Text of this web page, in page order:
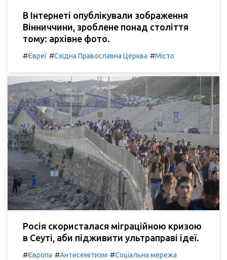
В Інтернеті опублікували зображення
Вінниччини, зроблене понад століття
тому: архівне фото.
#Євреї #Східна Православна Церква #Місто
Росія скористалася міграційною кризою
в Сеуті, аби підживити ультраправі ідеї.
#Європа #Антисемітизм #Соціальна мережа